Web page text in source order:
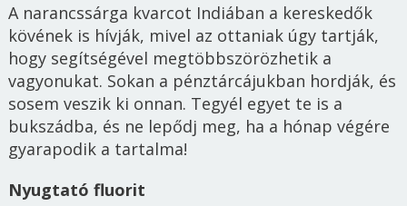
A narancssárga kvarcot Indiában a kereskedők
kövének is hívják, mivel az ottaniak úgy tartják,
hogy segítségével megtöbbszörözhetik a
vagyonukat. Sokan a pénztárcájukban hordják, és
sosem veszik ki onnan. Tegyél egyet te is a
bukszádba, és ne lepődj meg, ha a hónap végére
gyarapodik a tartalma!
Nyugtató fluorit